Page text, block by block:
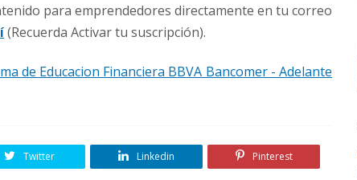
para emprendedores directamente en tu correo
(Recuerda Activar tu suscripción).
de Educacion Financiera BBVA Bancomer - Adelante
Twitter Linkedin Pinterest